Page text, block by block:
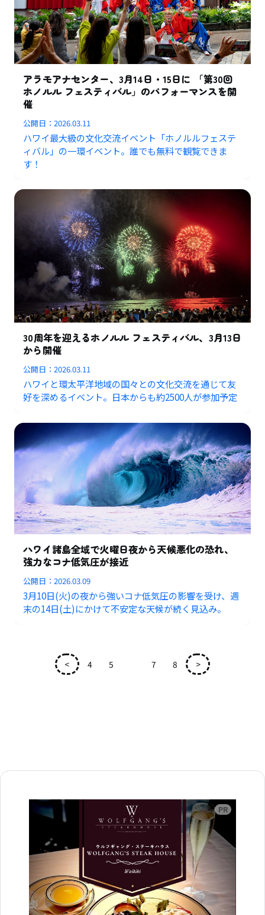
アラモアナセンター、3月14日・15日に 「第30回
ホノルル フェスティバル」のパフォーマンスを開
催
公開日：2026.03.11
ハワイ最大級の文化交流イベント「ホノルルフェステ
ィバル」の一環イベント。誰でも無料で観覧できま
す！
30周年を迎えるホノルル フェスティバル、3月13日
から開催
公開日：2026.03.11
ハワイと環太平洋地域の国々との文化交流を通じて友
好を深めるイベント。日本からも約2500人が参加予定
ハワイ諸島全域で火曜日夜から天候悪化の恐れ、
強力なコナ低気圧が接近
公開日：2026.03.09
3月10日(火)の夜から強いコナ低気圧の影響を受け、週
末の14日(土)にかけて不安定な天候が続く見込み。
< 4 5 7 8 >
広告